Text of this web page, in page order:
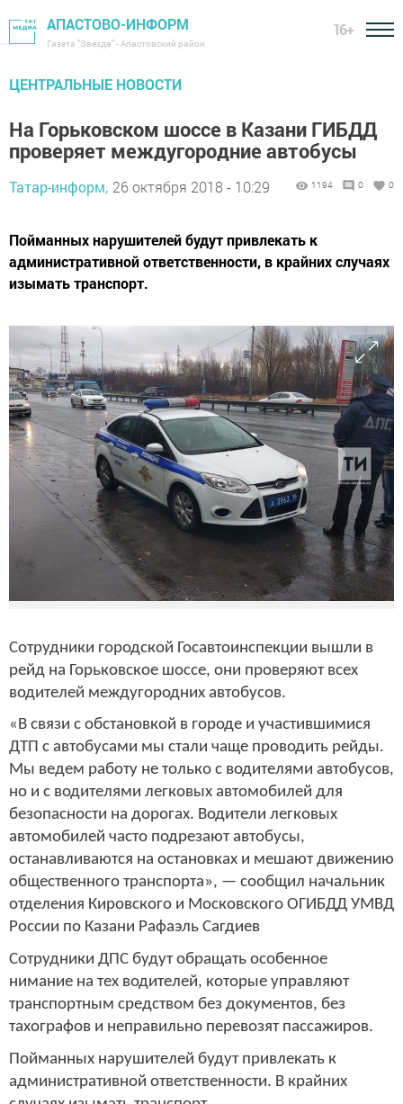
АПАСТОВО-ИНФОРМ
Газета "Звезда" - Апастовский район
16+
ЦЕНТРАЛЬНЫЕ НОВОСТИ
На Горьковском шоссе в Казани ГИБДД
проверяет междугородние автобусы
Татар-информ, 26 октября 2018 - 10:29 1194 0 0
Пойманных нарушителей будут привлекать к
административной ответственности, в крайних случаях
изымать транспорт.
Сотрудники городской Госавтоинспекции вышли в
рейд на Горьковское шоссе, они проверяют всех
водителей междугородних автобусов.
«В связи с обстановкой в городе и участившимися
ДТП с автобусами мы стали чаще проводить рейды.
Мы ведем работу не только с водителями автобусов,
но и с водителями легковых автомобилей для
безопасности на дорогах. Водители легковых
автомобилей часто подрезают автобусы,
останавливаются на остановках и мешают движению
общественного транспорта», — сообщил начальник
отделения Кировского и Московского ОГИБДД УМВД
России по Казани Рафаэль Сагдиев
Сотрудники ДПС будут обращать особенное
нимание на тех водителей, которые управляют
транспортным средством без документов, без
тахографов и неправильно перевозят пассажиров.
Пойманных нарушителей будут привлекать к
административной ответственности. В крайних